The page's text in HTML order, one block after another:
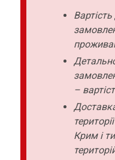
–
Крим і